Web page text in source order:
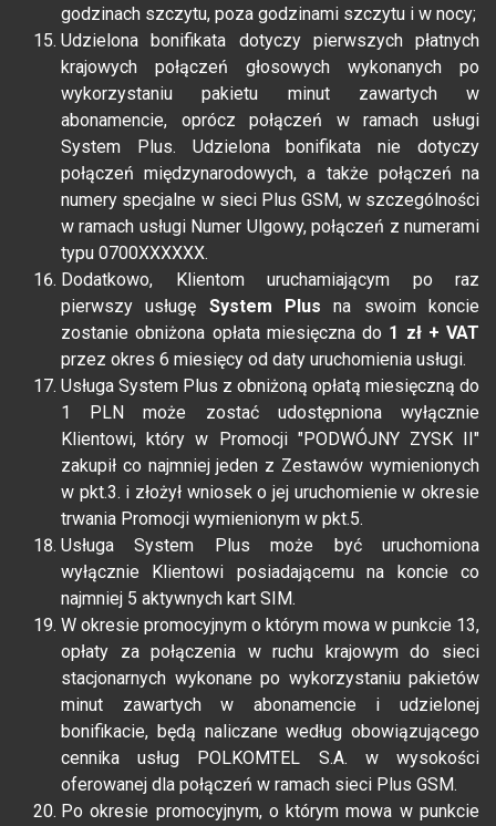
godzinach szczytu, poza godzinami szczytu i w nocy;
Udzielona bonifikata dotyczy pierwszych płatnych
krajowych połączeń głosowych wykonanych po
wykorzystaniu pakietu minut zawartych w
abonamencie, oprócz połączeń w ramach usługi
System Plus. Udzielona bonifikata nie dotyczy
połączeń międzynarodowych, a także połączeń na
numery specjalne w sieci Plus GSM, w szczególności
w ramach usługi Numer Ulgowy, połączeń z numerami
typu 0700XXXXXX.
Dodatkowo, Klientom uruchamiającym po raz
pierwszy usługę System Plus na swoim koncie
zostanie obniżona opłata miesięczna do 1 zł + VAT
przez okres 6 miesięcy od daty uruchomienia usługi.
Usługa System Plus z obniżoną opłatą miesięczną do
1 PLN może zostać udostępniona wyłącznie
Klientowi, który w Promocji "PODWÓJNY ZYSK II"
zakupił co najmniej jeden z Zestawów wymienionych
w pkt.3. i złożył wniosek o jej uruchomienie w okresie
trwania Promocji wymienionym w pkt.5.
Usługa System Plus może być uruchomiona
wyłącznie Klientowi posiadającemu na koncie co
najmniej 5 aktywnych kart SIM.
W okresie promocyjnym o którym mowa w punkcie 13,
opłaty za połączenia w ruchu krajowym do sieci
stacjonarnych wykonane po wykorzystaniu pakietów
minut zawartych w abonamencie i udzielonej
bonifikacie, będą naliczane według obowiązującego
cennika usług POLKOMTEL S.A. w wysokości
oferowanej dla połączeń w ramach sieci Plus GSM.
Po okresie promocyjnym, o którym mowa w punkcie